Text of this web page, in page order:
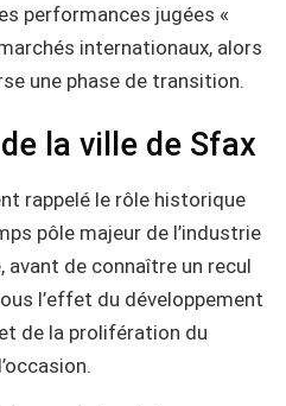
performances jugées «
internationaux, alors
une phase de transition.
la ville de Sfax
rappelé le rôle historique
pôle majeur de l’industrie
avant de connaître un recul
l’effet du développement
de la prolifération du